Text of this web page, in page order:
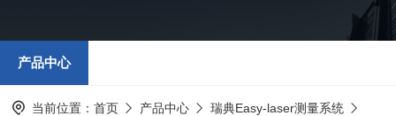
产品中心
当前位置： 首页 产品中心 瑞典Easy-laser测量系统